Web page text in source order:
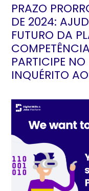
PRAZO
DE 2024:
FUTURO DA
PARTICIPE
INQUÉRITO